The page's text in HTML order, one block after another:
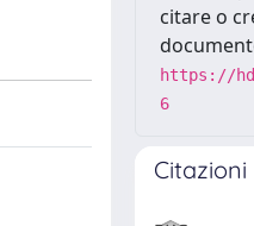
citare o
https://
6
Citazioni